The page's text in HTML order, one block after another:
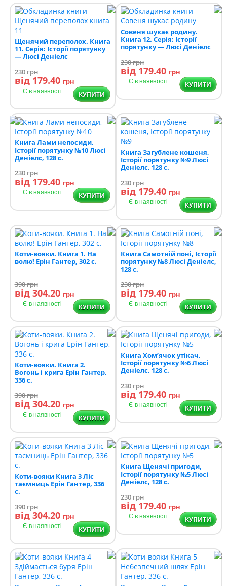
Щенячий переполох. Книга
11. Серія: Історії порятунку
— Люсі Деніелс
230грн
від 179.40 грн
Є в наявності КУПИТИ
Совеня шукає родину.
Книга 12. Серія: Історії
порятунку — Люсі Деніелс
230грн
від 179.40 грн
Є в наявності КУПИТИ
Книга Лами непосиди,
Історії порятунку №10 Люсі
Деніелс, 128 с.
230грн
від 179.40 грн
Є в наявності КУПИТИ
Книга Загублене кошеня,
Історії порятунку №9 Люсі
Деніелс, 128 с.
230грн
від 179.40 грн
Є в наявності КУПИТИ
Коти-вояки. Книга 1. На
волю! Ерін Гантер, 302 с.
390грн
від 304.20 грн
Є в наявності КУПИТИ
Книга Самотній поні, Історії
порятунку №8 Люсі Деніелс,
128 с.
230грн
від 179.40 грн
Є в наявності КУПИТИ
Коти-вояки. Книга 2.
Вогонь і крига Ерін Гантер,
336 с.
390грн
від 304.20 грн
Є в наявності КУПИТИ
Книга Хом’ячок утікач,
Історії порятунку №6 Люсі
Деніелс, 128 с.
230грн
від 179.40 грн
Є в наявності КУПИТИ
Коти-вояки Книга 3 Ліс
таємниць Ерін Гантер, 336
с.
390грн
від 304.20 грн
Є в наявності КУПИТИ
Книга Щенячі пригоди,
Історії порятунку №5 Люсі
Деніелс, 128 с.
230грн
від 179.40 грн
Є в наявності КУПИТИ